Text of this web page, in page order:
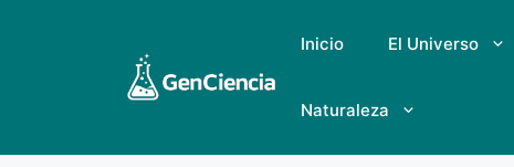
Inicio El Universo
Naturaleza